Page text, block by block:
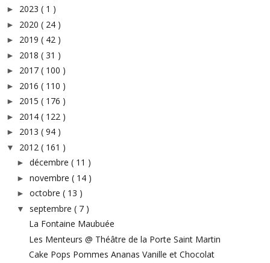
► 2023 ( 1 )
► 2020 ( 24 )
► 2019 ( 42 )
► 2018 ( 31 )
► 2017 ( 100 )
► 2016 ( 110 )
► 2015 ( 176 )
► 2014 ( 122 )
► 2013 ( 94 )
▼ 2012 ( 161 )
► décembre ( 11 )
► novembre ( 14 )
► octobre ( 13 )
▼ septembre ( 7 )
La Fontaine Maubuée
Les Menteurs @ Théâtre de la Porte Saint Martin
Cake Pops Pommes Ananas Vanille et Chocolat